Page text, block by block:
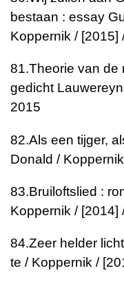
bestaan : essay
Koppernik / [2015]
81.Theorie van de
gedicht
2015
82.Als een tijger,
Donald /
83.Bruiloftslied :
Koppernik / [2014]
84.Zeer helder
te / Koppernik /